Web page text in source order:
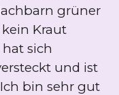
grüner
Kraut
sich
und ist
bin sehr gut